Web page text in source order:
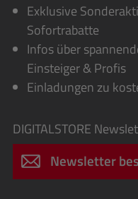
Exklusive
Sofortrabatte
Infos über
Einsteiger & Profis
Einladungen zu
DIGITALSTORE
Newsletter